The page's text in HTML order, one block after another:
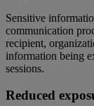
Sensitive
communication
recipient,
information being
sessions.
Reduced